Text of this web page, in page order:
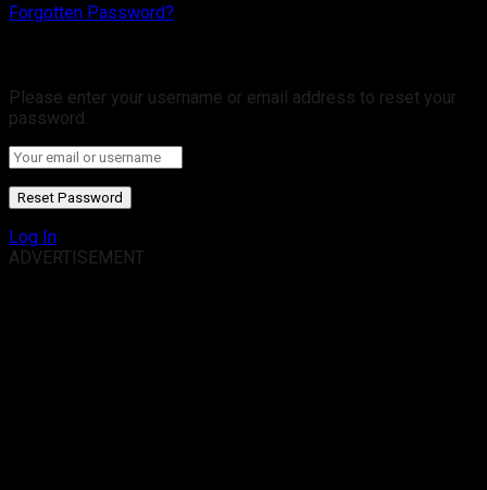
Forgotten Password?
Please enter your username or email address to reset your
password.
Log In
ADVERTISEMENT